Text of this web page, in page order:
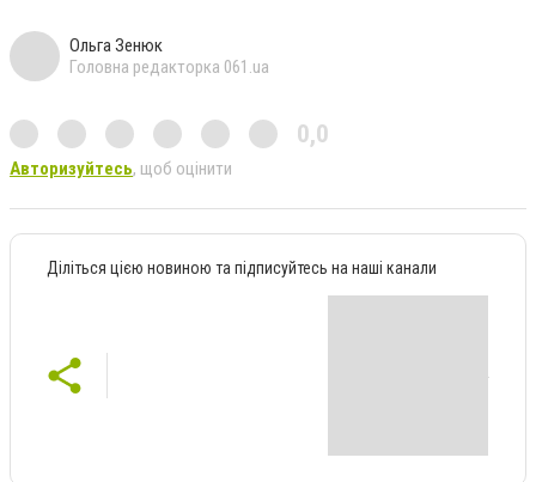
Ольга Зенюк
Головна редакторка 061.ua
0,0
Авторизуйтесь, щоб оцінити
Діліться цією новиною та підписуйтесь на наші канали